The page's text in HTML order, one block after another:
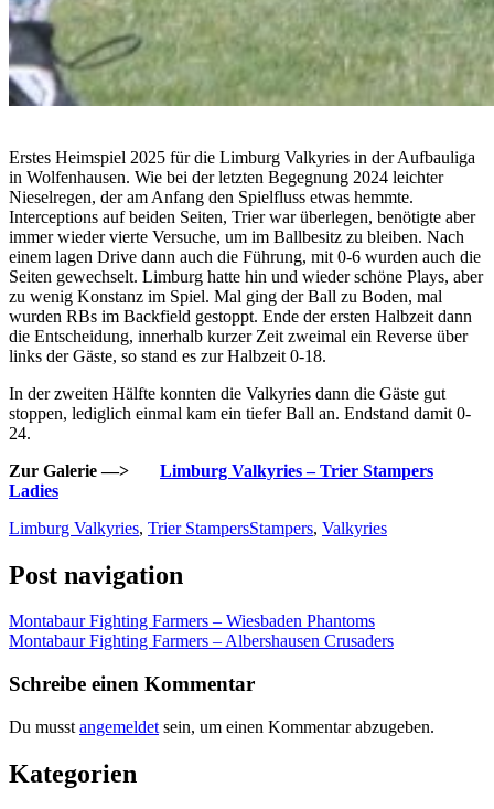
Erstes Heimspiel 2025 für die Limburg Valkyries in der Aufbauliga
in Wolfenhausen. Wie bei der letzten Begegnung 2024 leichter
Nieselregen, der am Anfang den Spielfluss etwas hemmte.
Interceptions auf beiden Seiten, Trier war überlegen, benötigte aber
immer wieder vierte Versuche, um im Ballbesitz zu bleiben. Nach
einem lagen Drive dann auch die Führung, mit 0-6 wurden auch die
Seiten gewechselt. Limburg hatte hin und wieder schöne Plays, aber
zu wenig Konstanz im Spiel. Mal ging der Ball zu Boden, mal
wurden RBs im Backfield gestoppt. Ende der ersten Halbzeit dann
die Entscheidung, innerhalb kurzer Zeit zweimal ein Reverse über
links der Gäste, so stand es zur Halbzeit 0-18.
In der zweiten Hälfte konnten die Valkyries dann die Gäste gut
stoppen, lediglich einmal kam ein tiefer Ball an. Endstand damit 0-
24.
Zur Galerie —> Limburg Valkyries – Trier Stampers
Ladies
Limburg Valkyries, Trier StampersStampers, Valkyries
Post navigation
Montabaur Fighting Farmers – Wiesbaden Phantoms
Montabaur Fighting Farmers – Albershausen Crusaders
Schreibe einen Kommentar
Du musst angemeldet sein, um einen Kommentar abzugeben.
Kategorien